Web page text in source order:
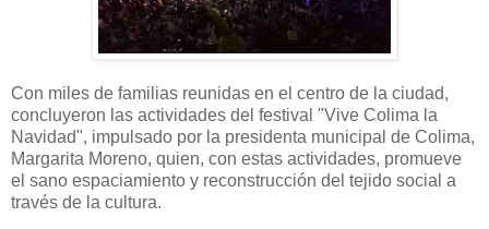
Con miles de familias reunidas en el centro de la ciudad,
concluyeron las actividades del festival "Vive Colima la
Navidad", impulsado por la presidenta municipal de Colima,
Margarita Moreno, quien, con estas actividades, promueve
el sano espaciamiento y reconstrucción del tejido social a
través de la cultura.